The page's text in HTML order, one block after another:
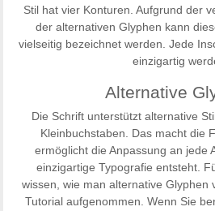
Stil hat vier Konturen. Aufgrund der
der alternativen Glyphen kann
vielseitig bezeichnet werden. Jede
einzigartig
Alternative
Die Schrift unterstützt alternative
Kleinbuchstaben. Das macht die
ermöglicht die Anpassung an jede
einzigartige Typografie entsteht.
wissen, wie man alternative Glyphen
Tutorial aufgenommen. Wenn Sie